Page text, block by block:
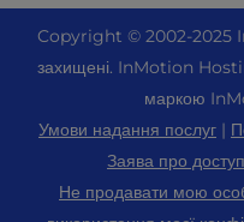
Хмарний VPS
Виділений хостинг
Голі металеві сервери
Рішення для
Joomla Хостинг
cPanel Хостинг
Хостинг PHP
Magento Хостинг
PrestaShop Хостинг
+44 2045 763722
Центр підтримки
Підтримка громади
WordPress Навчальні
Зв'яжіться з нами
Про нас
Новини
Copyright © 2002-2025
захищені. InMotion
маркою
Умови надання послуг |
Заява про
Не продавати мою